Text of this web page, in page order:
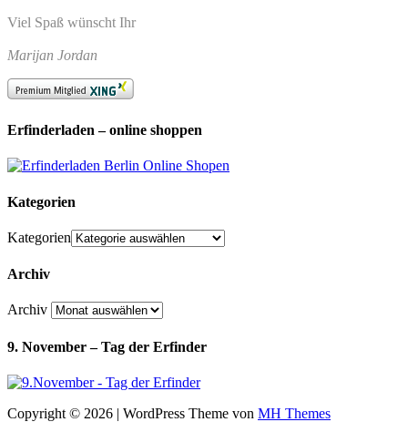
Viel Spaß wünscht Ihr
Marijan Jordan
Erfinderladen – online shoppen
Kategorien
Kategorien
Archiv
Archiv
9. November – Tag der Erfinder
Copyright © 2026 | WordPress Theme von MH Themes